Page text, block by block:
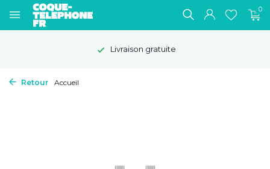
0
Livraison gratuite
Retour Accueil